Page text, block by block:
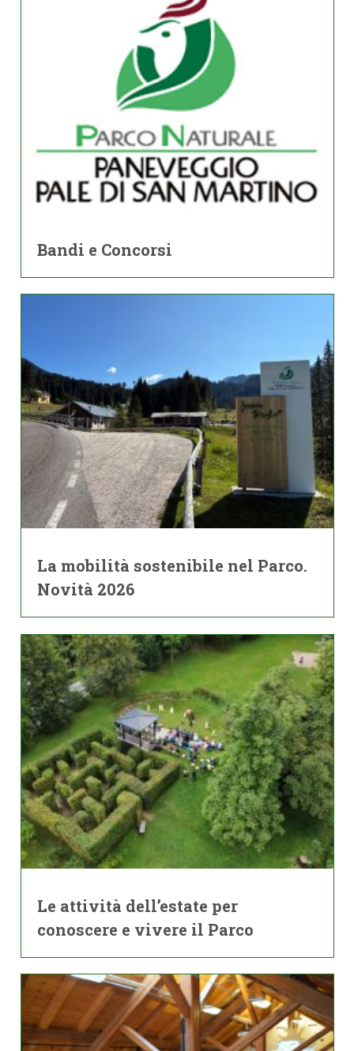
Bandi e Concorsi
La mobilità sostenibile nel Parco.
Novità 2026
Le attività dell’estate per
conoscere e vivere il Parco